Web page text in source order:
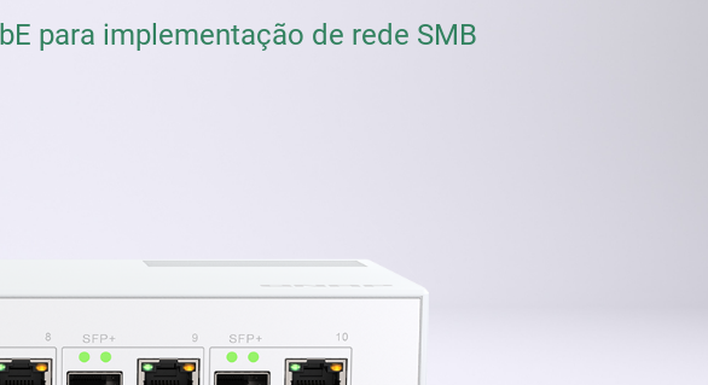
para implementação de rede SMB